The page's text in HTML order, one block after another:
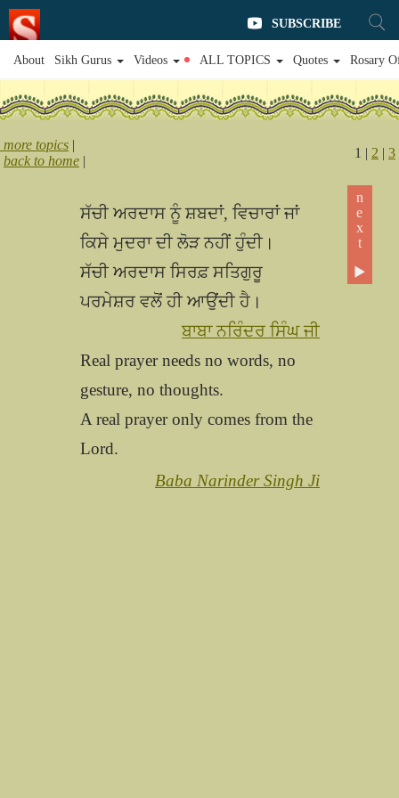
SUBSCRIBE
About Sikh Gurus Videos ALL TOPICS Quotes Rosary
more topics |
back to home |
1 | 2 | 3
ਸੱਚੀ ਅਰਦਾਸ ਨੂੰ ਸ਼ਬਦਾਂ, ਵਿਚਾਰਾਂ ਜਾਂ
ਕਿਸੇ ਮੁਦਰਾ ਦੀ ਲੋੜ ਨਹੀਂ ਹੁੰਦੀ।
ਸੱਚੀ ਅਰਦਾਸ ਸਿਰਫ਼ ਸਤਿਗੁਰੂ
ਪਰਮੇਸ਼ਰ ਵਲੋਂ ਹੀ ਆਉਂਦੀ ਹੈ।
ਬਾਬਾ ਨਰਿੰਦਰ ਸਿੰਘ ਜੀ
Real prayer needs no words, no
gesture, no thoughts.
A real prayer only comes from the
Lord.
Baba Narinder Singh Ji
next ▶